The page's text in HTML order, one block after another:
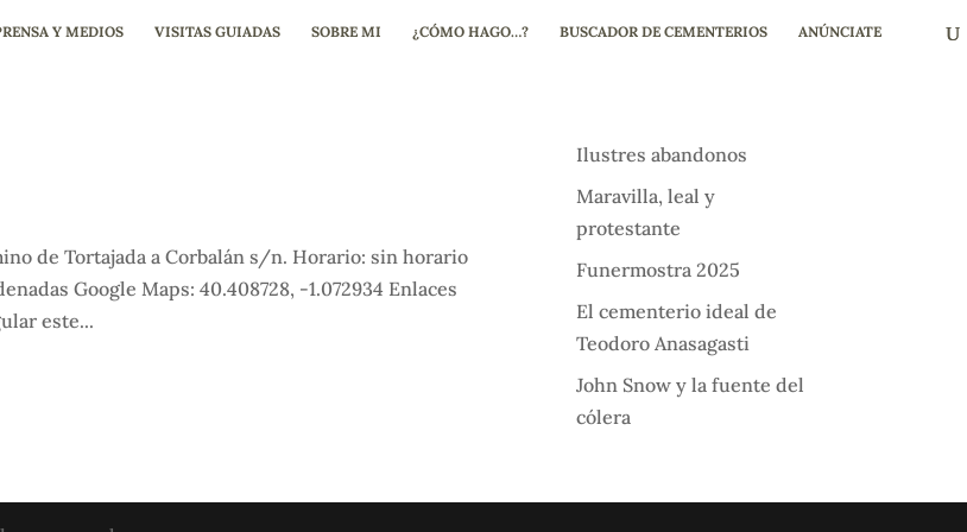
Y MEDIOS VISITAS GUIADAS SOBRE MI ¿CÓMO HAGO…? BUSCADOR DE CEMENTERIOS ANÚNCIATE
de Tortajada a Corbalán s/n. Horario: sin horario
Google Maps: 40.408728, -1.072934 Enlaces
este...
Ilustres abandonos
Maravilla, leal y
protestante
Funermostra 2025
El cementerio ideal de
Teodoro Anasagasti
John Snow y la fuente del
cólera